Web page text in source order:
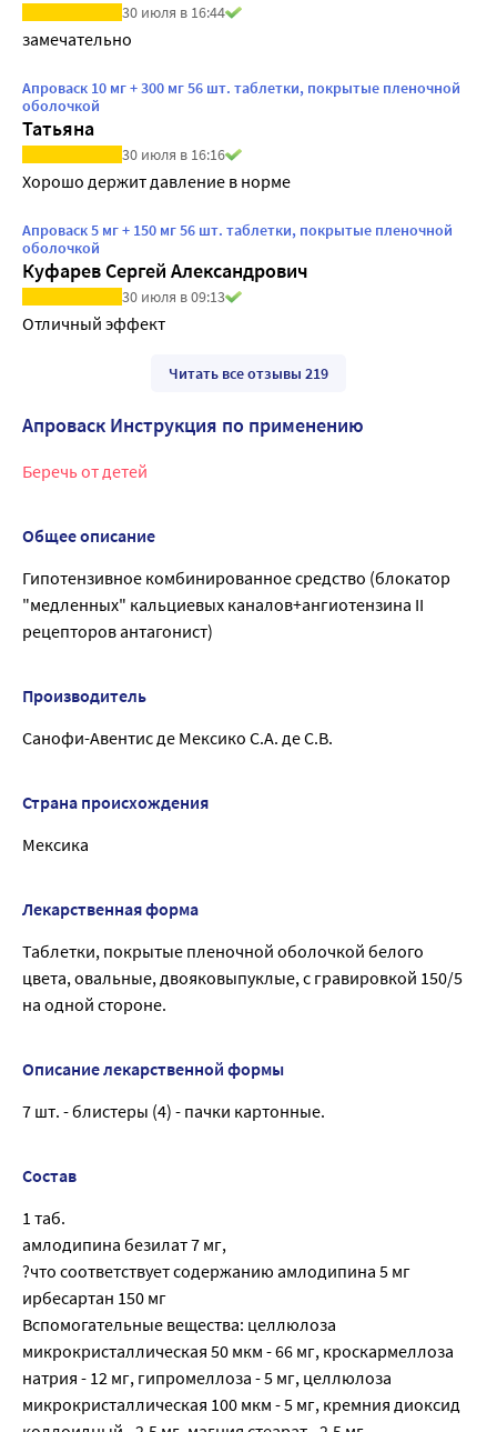
30 июля в 16:44
замечательно
Апроваск 10 мг + 300 мг 56 шт. таблетки, покрытые пленочной
оболочкой
Татьяна
30 июля в 16:16
Хорошо держит давление в норме
Апроваск 5 мг + 150 мг 56 шт. таблетки, покрытые пленочной
оболочкой
Куфарев Сергей Александрович
30 июля в 09:13
Отличный эффект
Читать все отзывы 219
Апроваск Инструкция по применению
Беречь от детей
Общее описание
Гипотензивное комбинированное средство (блокатор
"медленных" кальциевых каналов+ангиотензина II
рецепторов антагонист)
Производитель
Санофи-Авентис де Мексико С.А. де С.В.
Страна происхождения
Мексика
Лекарственная форма
Таблетки, покрытые пленочной оболочкой белого
цвета, овальные, двояковыпуклые, с гравировкой 150/5
на одной стороне.
Описание лекарственной формы
7 шт. - блистеры (4) - пачки картонные.
Состав
1 таб.
амлодипина безилат 7 мг,
?что соответствует содержанию амлодипина 5 мг
ирбесартан 150 мг
Вспомогательные вещества: целлюлоза
микрокристаллическая 50 мкм - 66 мг, кроскармеллоза
натрия - 12 мг, гипромеллоза - 5 мг, целлюлоза
микрокристаллическая 100 мкм - 5 мг, кремния диоксид